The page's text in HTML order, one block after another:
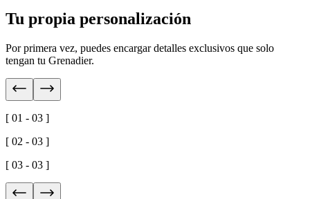
Tu propia personalización
Por primera vez, puedes encargar detalles exclusivos que solo
tengan tu Grenadier.
[ 01 - 03 ]
[ 02 - 03 ]
[ 03 - 03 ]